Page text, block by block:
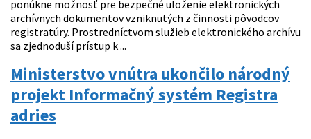
ponúkne možnosť pre bezpečné uloženie elektronických
archívnych dokumentov vzniknutých z činnosti pôvodcov
registratúry. Prostredníctvom služieb elektronického archívu
sa zjednoduší prístup k ...
Ministerstvo vnútra ukončilo národný
projekt Informačný systém Registra
adries